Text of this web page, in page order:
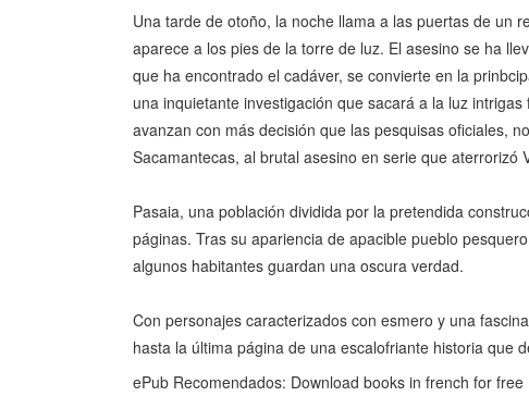
Una tarde de otoño, la noche llama a las puertas de un
aparece a los pies de la torre de luz. El asesino se ha
que ha encontrado el cadáver, se convierte en la
una inquietante investigación que sacará a la luz
avanzan con más decisión que las pesquisas oficiales,
Sacamantecas, al brutal asesino en serie que aterrorizó
Pasaia, una población dividida por la pretendida
páginas. Tras su apariencia de apacible pueblo
algunos habitantes guardan una oscura verdad.
Con personajes caracterizados con esmero y una
hasta la última página de una escalofriante historia que
ePub Recomendados: Download books in french for